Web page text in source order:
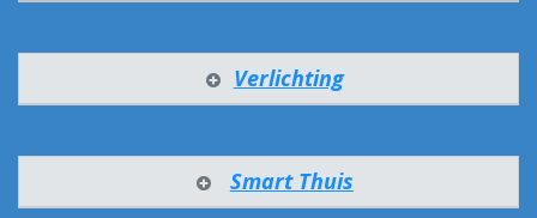
Verlichting
Smart Thuis